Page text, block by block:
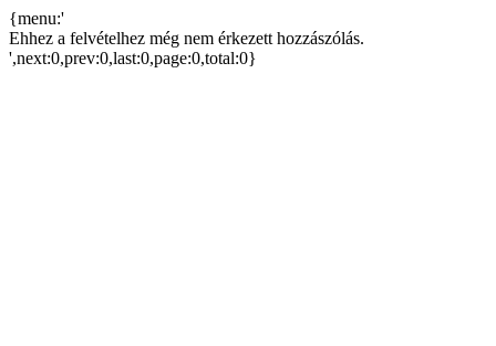
{menu:'
Ehhez a felvételhez még nem érkezett hozzászólás.
',next:0,prev:0,last:0,page:0,total:0}